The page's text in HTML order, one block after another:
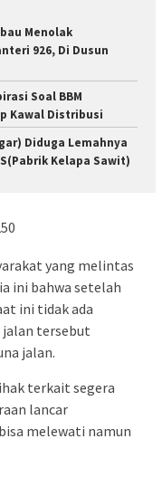
Menolak
926, Di Dusun
Soal BBM
Kawal Distribusi
Diduga Lemahnya
Kelapa Sawit)
yang melintas
ini bahwa setelah
ini tidak ada
jalan tersebut
jalan.
terkait segera
lancar
melewati namun